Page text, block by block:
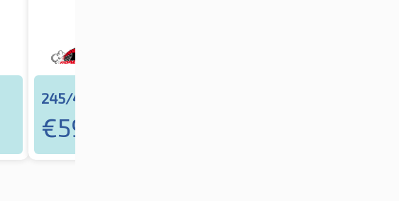
245/40R19 98Y
€59,86